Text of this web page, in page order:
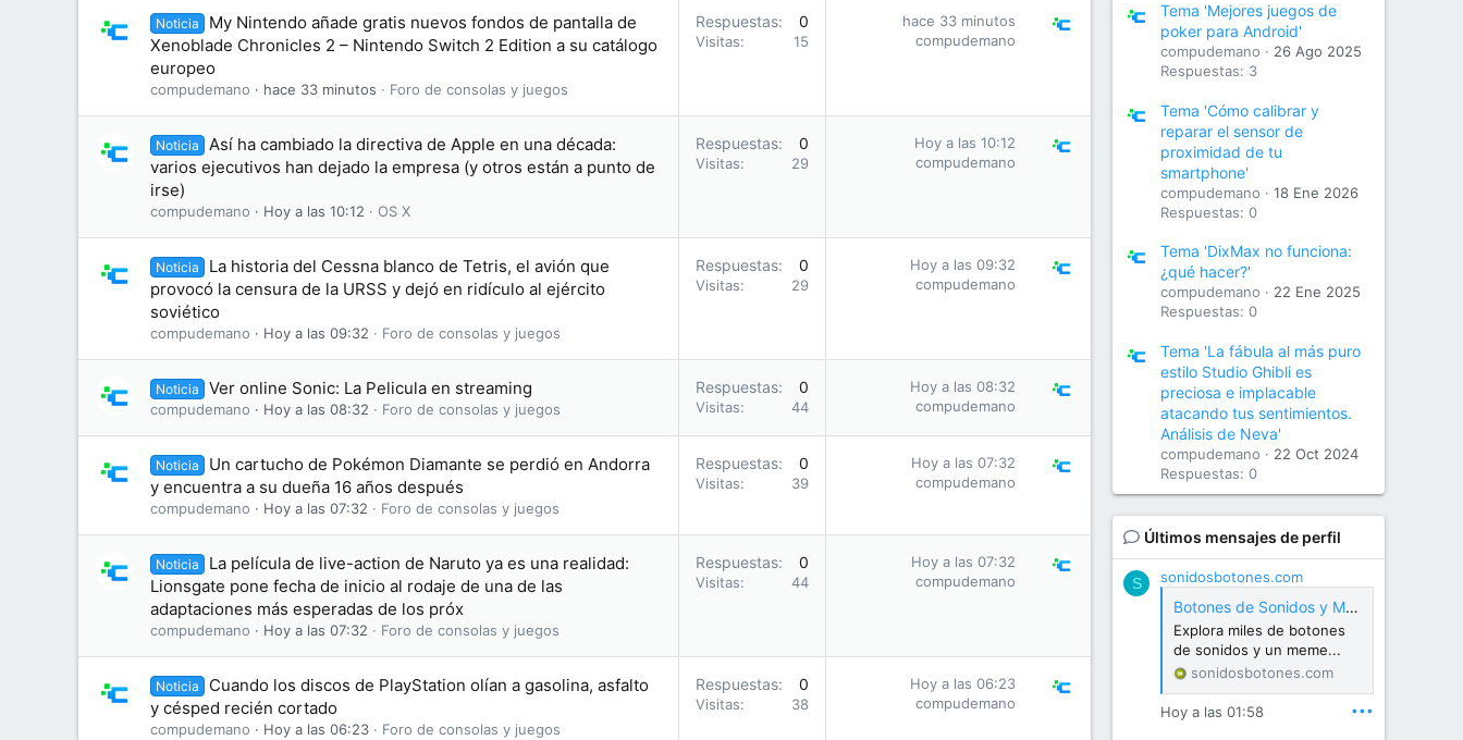
Noticia
My Nintendo añade gratis nuevos fondos de pantalla de
Xenoblade Chronicles 2 – Nintendo Switch 2 Edition a su catálogo
europeo
compudemano hace 33 minutos Foro de consolas y juegos
Respuestas 0
Visitas 15
hace 33 minutos
compudemano
Noticia
Así ha cambiado la directiva de Apple en una década:
varios ejecutivos han dejado la empresa (y otros están a punto de
irse)
compudemano Hoy a las 10:12 OS X
Respuestas 0
Visitas 29
Hoy a las 10:12
compudemano
Noticia
La historia del Cessna blanco de Tetris, el avión que
provocó la censura de la URSS y dejó en ridículo al ejército
soviético
compudemano Hoy a las 09:32 Foro de consolas y juegos
Respuestas 0
Visitas 29
Hoy a las 09:32
compudemano
Noticia Ver online Sonic: La Pelicula en streaming
compudemano Hoy a las 08:32 Foro de consolas y juegos
Respuestas 0
Visitas 44
Hoy a las 08:32
compudemano
Noticia
Un cartucho de Pokémon Diamante se perdió en Andorra
y encuentra a su dueña 16 años después
compudemano Hoy a las 07:32 Foro de consolas y juegos
Respuestas 0
Visitas 39
Hoy a las 07:32
compudemano
Noticia
La película de live-action de Naruto ya es una realidad:
Lionsgate pone fecha de inicio al rodaje de una de las
adaptaciones más esperadas de los próx
compudemano Hoy a las 07:32 Foro de consolas y juegos
Respuestas 0
Visitas 44
Hoy a las 07:32
compudemano
Noticia
Cuando los discos de PlayStation olían a gasolina, asfalto
y césped recién cortado
compudemano Hoy a las 06:23 Foro de consolas y juegos
Respuestas 0
Visitas 38
Hoy a las 06:23
compudemano
Tema 'Mejores juegos de
poker para Android'
compudemano
26 Ago 2025
Respuestas: 3
Tema 'Cómo calibrar y
reparar el sensor de
proximidad de tu
smartphone'
compudemano
18 Ene 2026
Respuestas: 0
Tema 'DixMax no funciona:
¿qué hacer?'
compudemano
22 Ene 2025
Respuestas: 0
Tema 'La fábula al más puro
estilo Studio Ghibli es
preciosa e implacable
atacando tus sentimientos.
Análisis de Neva'
compudemano
22 Oct 2024
Respuestas: 0
Últimos mensajes de perfil
S sonidosbotones.com
Botones de Sonidos y Meme Soundboard Gratis
Explora miles de botones
de sonidos y un meme...
sonidosbotones.com
Hoy a las 01:58 •••